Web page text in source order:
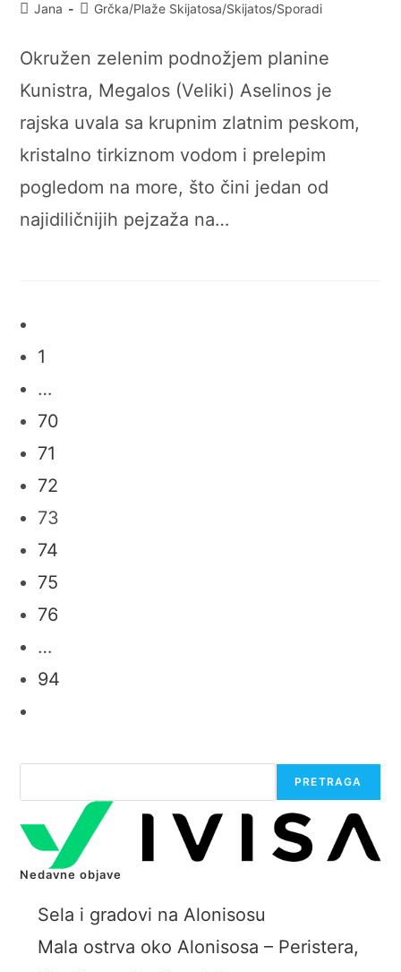
PostJana
PostGrčka/Plaže Skijatosa/Skijatos/Sporadi
Okružen zelenim podnožjem planine
Kunistra, Megalos (Veliki) Aselinos je
rajska uvala sa krupnim zlatnim peskom,
kristalno tirkiznom vodom i prelepim
pogledom na more, što čini jedan od
najidiličnijih pejzaža na…
the
1
…
70
71
72
73
74
75
76
…
94
PRETRAGA
Nedavne objave
Sela i gradovi na Alonisosu
Mala ostrva oko Alonisosa – Peristera,